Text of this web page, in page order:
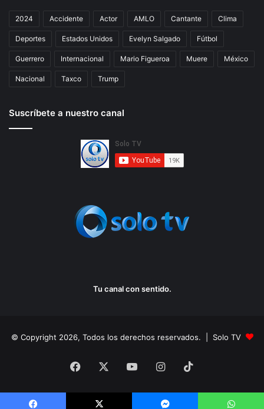
2024 Accidente Actor AMLO Cantante Clima
Deportes Estados Unidos Evelyn Salgado Fútbol
Guerrero Internacional Mario Figueroa Muere México
Nacional Taxco Trump
Suscríbete a nuestro canal
Tu canal con sentido.
© Copyright 2026, Todos los derechos reservados. | Solo TV
Facebook YouTubeInstagram